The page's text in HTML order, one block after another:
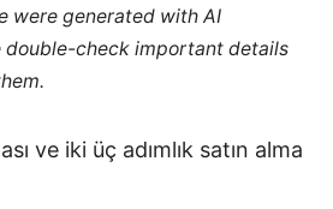
were generated with AI
double-check important details
ve iki üç adımlık satın alma